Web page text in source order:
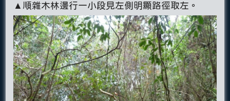
▲順雜木林邊行一小段見左側明顯路徑取左。